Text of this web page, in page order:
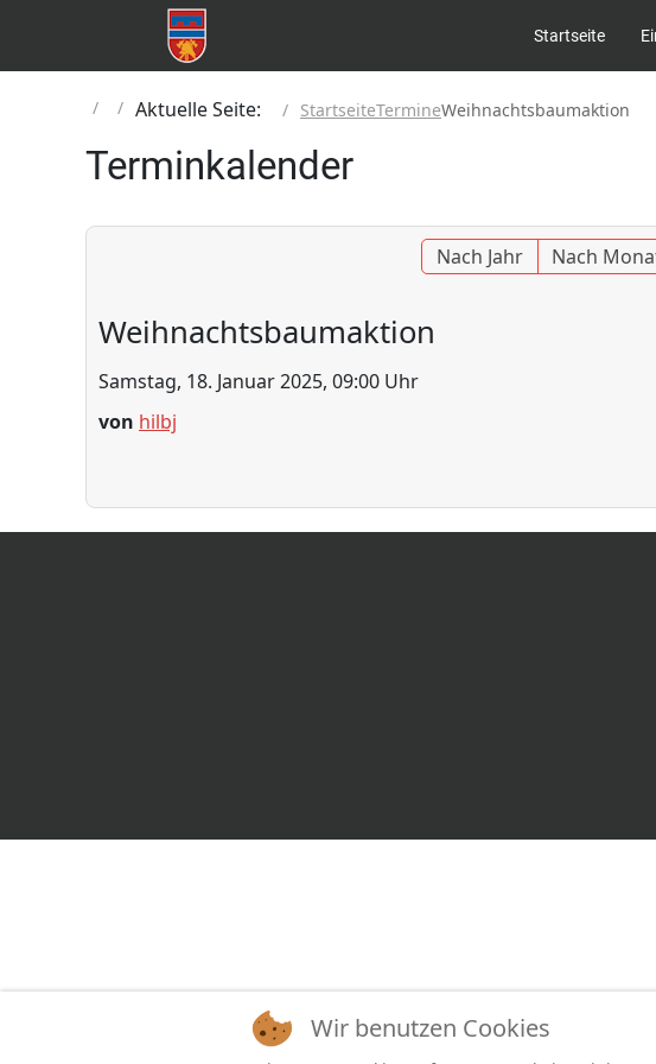
Startseite
Aktuelle Seite: StartseiteTermineWeihnachtsbaumaktion
Terminkalender
Nach Jahr Nach
Weihnachtsbaumaktion
Samstag, 18. Januar 2025, 09:00 Uhr
von hilbj
Wir benutzen Cookies